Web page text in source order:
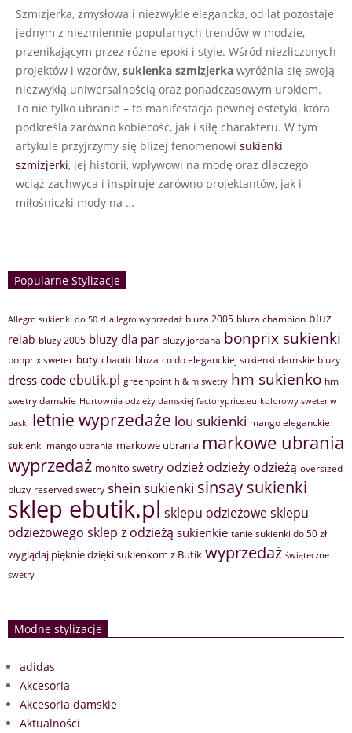
Szmizjerka, zmysłowa i niezwykle elegancka, od lat pozostaje
jednym z niezmiennie popularnych trendów w modzie,
przenikającym przez różne epoki i style. Wśród niezliczonych
projektów i wzorów, sukienka szmizjerka wyróżnia się swoją
niezwykłą uniwersalnością oraz ponadczasowym urokiem.
To nie tylko ubranie – to manifestacja pewnej estetyki, która
podkreśla zarówno kobiecość, jak i siłę charakteru. W tym
artykule przyjrzymy się bliżej fenomenowi sukienki
szmizjerki, jej historii, wpływowi na modę oraz dlaczego
wciąż zachwyca i inspiruje zarówno projektantów, jak i
miłośniczki mody na …
Popularne Stylizacje
Allegro sukienki do 50 zł allegro wyprzedaż bluza 2005 bluza champion bluz
relab bluzy 2005 bluzy dla par bluzy jordana bonprix sukienki
bonprix sweter buty chaotic bluza co do eleganckiej sukienki damskie bluzy
dress code ebutik.pl greenpoint h & m swetry hm sukienko hm
swetry damskie Hurtownia odzieży damskiej factoryprice.eu kolorowy sweter w
paski letnie wyprzedaże lou sukienki mango eleganckie
sukienki mango ubrania markowe ubrania markowe ubrania
wyprzedaż mohito swetry odzież odzieży odzieżą oversized
bluzy reserved swetry shein sukienki sinsay sukienki
sklep ebutik.pl sklepu odzieżowesklepu
odzieżowego sklep z odzieżą sukienkie tanie sukienki do 50 zł
wyglądaj pięknie dzięki sukienkom z Butik wyprzedaż świąteczne
swetry
Modne stylizacje
adidas
Akcesoria
Akcesoria damskie
Aktualności